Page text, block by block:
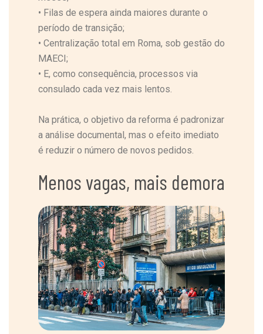
• Filas de espera ainda maiores durante o
período de transição;
• Centralização total em Roma, sob gestão do
MAECI;
• E, como consequência, processos via
consulado cada vez mais lentos.
Na prática, o objetivo da reforma é padronizar
a análise documental, mas o efeito imediato
é reduzir o número de novos pedidos.
Menos vagas, mais demora